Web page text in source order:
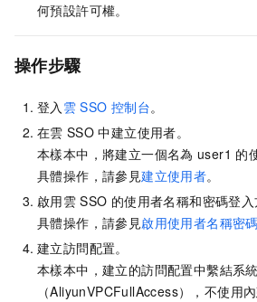
何預設許可權。
操作步驟
登入 雲 SSO 控制台。
在雲 SSO 中建立使用者。
本樣本中，將建立一個名為 user1 的
具體操作，請參見建立使用者。
啟用雲 SSO 的使用者名稱和密碼登入
具體操作，請參見啟用使用者名稱密
建立訪問配置。
本樣本中，建立的訪問配置中繫結系
（AliyunVPCFullAccess），不使用內